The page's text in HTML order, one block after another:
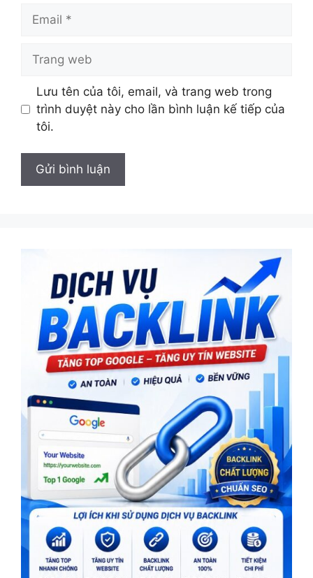
web
Lưu tên của tôi, email, và trang web trong
trình duyệt này cho lần bình luận kế tiếp của
tôi.